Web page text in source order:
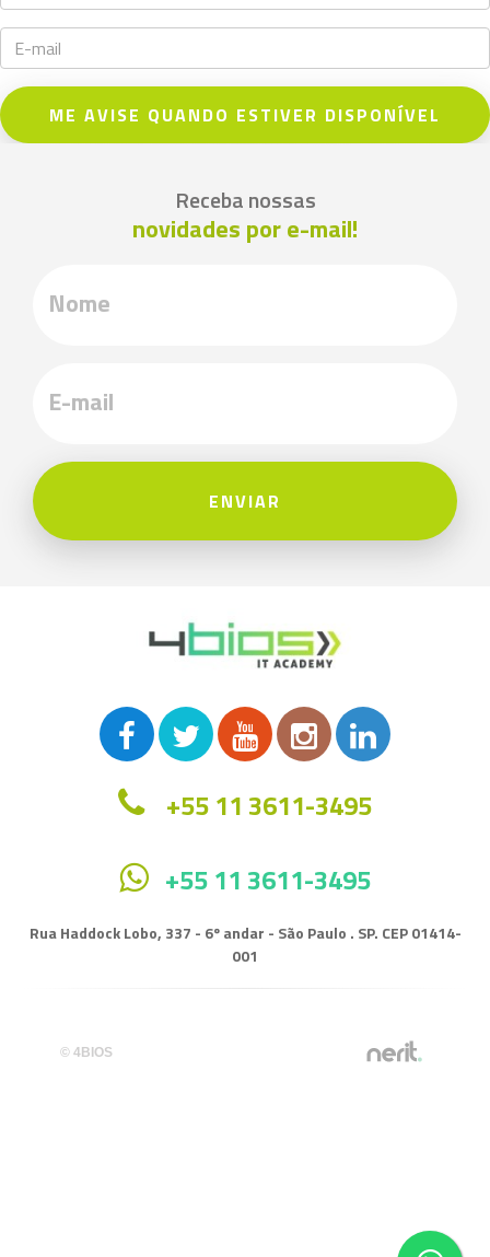
ME AVISE QUANDO ESTIVER DISPONÍVEL
Receba nossas
novidades por e-mail!
ENVIAR
+55 11 3611-3495
+55 11 3611-3495
Rua Haddock Lobo, 337 - 6º andar - São Paulo . SP. CEP 01414-
001
© 4BIOS